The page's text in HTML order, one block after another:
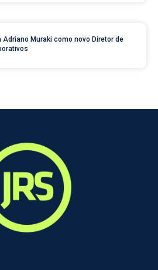
Muraki como novo Diretor de